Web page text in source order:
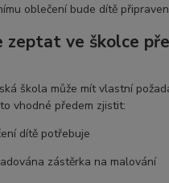
oblečení bude dítě
zeptat ve školce
škola může mít vlastní
vhodné předem zjistit:
dítě potřebuje
zástěrka na malování